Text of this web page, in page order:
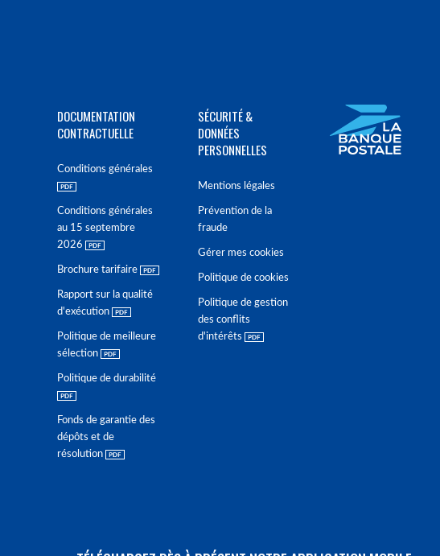
DOCUMENTATION
CONTRACTUELLE
Conditions générales
Conditions générales
au 15 septembre
2026
Brochure tarifaire
Rapport sur la qualité
d'exécution
Politique de meilleure
sélection
Politique de durabilité
Fonds de garantie des
dépôts et de
résolution
SÉCURITÉ &
DONNÉES
PERSONNELLES
Mentions légales
Prévention de la
fraude
Gérer mes cookies
Politique de cookies
Politique de gestion
des conflits
d'intérêts